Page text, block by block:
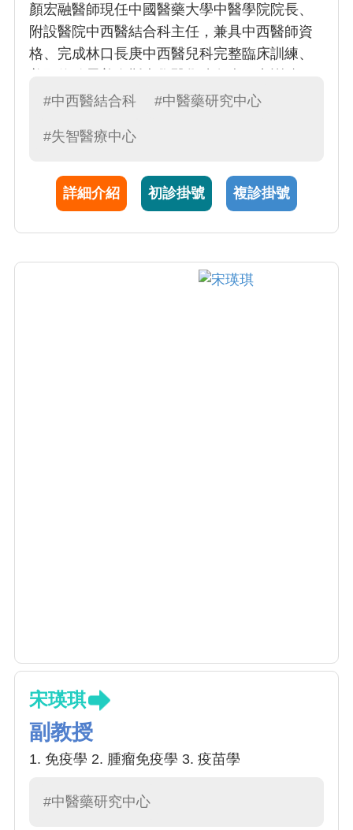
顏宏融醫師現任中國醫藥大學中醫學院院長、
附設醫院中西醫結合科主任，兼具中西醫師資
格、完成林口長庚中西醫兒科完整臨床訓練、
《康健》雜誌專文採訪讚譽為「融會中西醫，
小病人有如親出，時時想著：「如果這是我的
疾病，也包括免疫疾病，結合現代醫學的方
法，透過精準免疫調控，驗證傳統的中醫智
慧。
#中西醫結合科 #中醫藥研究中心
#失智醫療中心
詳細介紹 初診掛號 複診掛號
宋瑛琪
副教授
1. 免疫學 2. 腫瘤免疫學 3. 疫苗學
#中醫藥研究中心